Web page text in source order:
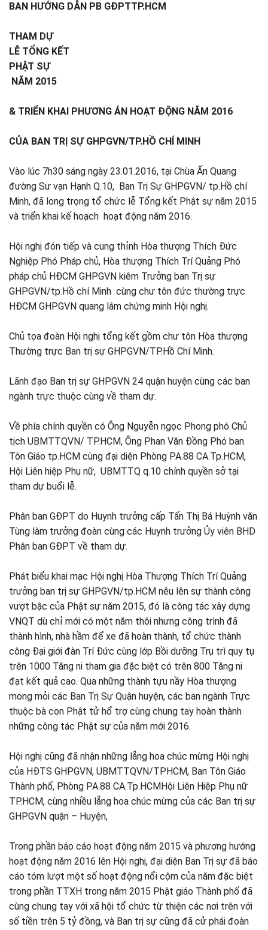
BAN HƯỚNG DẪN PB GĐPTTP.HCM
THAM DỰ
LỄ TỔNG KẾT
PHẬT SỰ
NĂM 2015
& TRIỂN KHAI PHƯƠNG ÁN HOẠT ĐỘNG NĂM 2016
CỦA BAN TRỊ SỰ GHPGVN/TP.HỒ CHÍ MINH
Vào lúc 7h30 sáng ngày 23.01.2016, tại Chùa Ấn Quang
đường Sư vạn Hạnh Q.10, Ban Trị Sự GHPGVN/ tp.Hồ chí
Minh, đã long trọng tổ chức lễ Tổng kết Phật sự năm 2015
và triển khai kế hoạch hoạt động năm 2016.
Hội nghị đón tiếp và cung thỉnh Hòa thượng Thích Đức
Nghiệp Phó Pháp chủ, Hòa thượng Thích Trí Quảng Phó
pháp chủ HĐCM GHPGVN kiêm Trưởng ban Trị sự
GHPGVN/tp.Hồ chí Minh cùng chư tôn đức thường trực
HĐCM GHPGVN quang lâm chứng minh Hội nghị.
Chủ tọa đoàn Hội nghị tổng kết gồm chư tôn Hòa thượng
Thường trực Ban trị sự GHPGVN/TP.Hồ Chí Minh.
Lãnh đạo Ban trị sự GHPGVN 24 quận huyện cùng các ban
ngành trực thuộc cùng về tham dự.
Về phía chính quyền có Ông Nguyễn ngọc Phong phó Chủ
tịch UBMTTQVN/ TP.HCM, Ông Phan Văn Đồng Phó ban
Tôn Giáo tp.HCM cùng đại diện Phòng PA.88 CA.Tp.HCM,
Hội Liên hiệp Phụ nữ, UBMTTQ q.10 chính quyền sở tại
tham dự buổi lễ.
Phân ban GĐPT do Huynh trưởng cấp Tấn Thị Bá Huỳnh văn
Tùng làm trưởng đoàn cùng các Huynh trưởng Ủy viên BHD
Phân ban GĐPT về tham dự.
Phát biểu khai mạc Hội nghị Hòa Thượng Thích Trí Quảng
trưởng ban trị sự GHPGVN/tp.HCM nêu lên sự thành công
vượt bậc của Phật sự năm 2015, đó là công tác xây dựng
VNQT dù chỉ mới có một năm thôi nhưng công trình đã
thành hình, nhà hầm để xe đã hoàn thành, tổ chức thành
công Đại giới đàn Trí Đức cùng lớp Bồi dưỡng Trụ trì quy tụ
trên 1000 Tăng ni tham gia đặc biệt có trên 800 Tăng ni
đạt kết quả cao. Qua những thành tựu nầy Hòa thượng
mong mỏi các Ban Trị Sự Quận huyện, các ban ngành Trực
thuộc bà con Phật tử hổ trợ cùng chung tay hoàn thành
những công tác Phật sự của năm mới 2016.
Hội nghị cũng đã nhận những lẵng hoa chúc mừng Hội nghị
của HĐTS GHPGVN, UBMTTQVN/TPHCM, Ban Tôn Giáo
Thành phố, Phòng PA.88 CA.Tp.HCMHội Liên Hiệp Phụ nữ
TP.HCM, cùng nhiều lẵng hoa chúc mừng của các Ban trị sự
GHPGVN quận – Huyện,
Trong phần báo cáo hoạt động năm 2015 và phương hướng
hoạt động năm 2016 lên Hội nghị, đại diện Ban Trị sự đã báo
cáo tóm lượt một số hoạt động nổi cộm của năm đặc biệt
trong phần TTXH trong năm 2015 Phật giáo Thành phố đã
cùng chung tay với xã hội tổ chức từ thiện các nơi trên với
số tiền trên 5 tỷ đồng, và Ban trị sự cũng đã cử phái đoàn